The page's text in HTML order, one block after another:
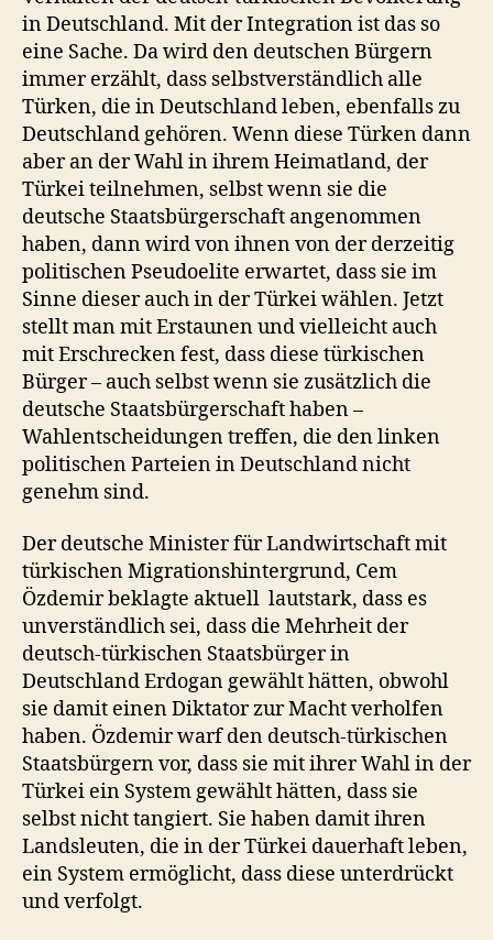
in Deutschland. Mit der Integration ist das so
eine Sache. Da wird den deutschen Bürgern
immer erzählt, dass selbstverständlich alle
Türken, die in Deutschland leben, ebenfalls zu
Deutschland gehören. Wenn diese Türken dann
aber an der Wahl in ihrem Heimatland, der
Türkei teilnehmen, selbst wenn sie die
deutsche Staatsbürgerschaft angenommen
haben, dann wird von ihnen von der derzeitig
politischen Pseudoelite erwartet, dass sie im
Sinne dieser auch in der Türkei wählen. Jetzt
stellt man mit Erstaunen und vielleicht auch
mit Erschrecken fest, dass diese türkischen
Bürger – auch selbst wenn sie zusätzlich die
deutsche Staatsbürgerschaft haben –
Wahlentscheidungen treffen, die den linken
politischen Parteien in Deutschland nicht
genehm sind.
Der deutsche Minister für Landwirtschaft mit
türkischen Migrationshintergrund, Cem
Özdemir beklagte aktuell lautstark, dass es
unverständlich sei, dass die Mehrheit der
deutsch-türkischen Staatsbürger in
Deutschland Erdogan gewählt hätten, obwohl
sie damit einen Diktator zur Macht verholfen
haben. Özdemir warf den deutsch-türkischen
Staatsbürgern vor, dass sie mit ihrer Wahl in der
Türkei ein System gewählt hätten, dass sie
selbst nicht tangiert. Sie haben damit ihren
Landsleuten, die in der Türkei dauerhaft leben,
ein System ermöglicht, dass diese unterdrückt
und verfolgt.